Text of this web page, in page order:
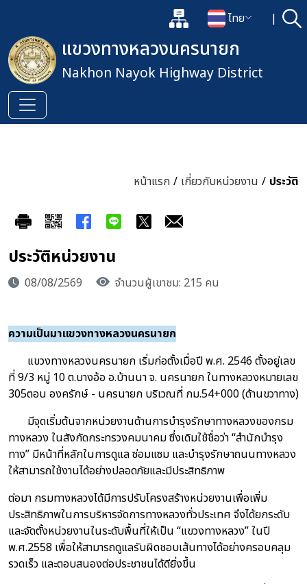
แผนผังเว็บไซต์
เปลี่ยนภาษา
ไทย | ค้
เปิดกล่องค้นหาข้อมูลหลักของเ
แขวงทางหลวงนครนายก
Nakhon Nayok Highway District
หน้าแรก / เกี่ยวกับหน่วยงาน / ประวัติ
ประวัติหน่วยงาน
08/08/2569 จำนวนผู้เขาชม: 215 คน
ความเป็นมาแขวงทางหลวงนครนายก
แขวงทางหลวงนครนายก เริ่มก่อตั้งเมื่อปี พ.ศ. 2546 ตั้งอยู่เลข
ที่ 9/3 หมู่ 10ต.บางอ้อ อ.บ้านนา จ. นครนายกในทางหลวงหมายเลข
305ตอน องครักษ์ - นครนายก บริเวณที่ กม.54+000 (ด้านขวาทาง)
มีจุดเริ่มต้นจากหน่วยงานด้านการบำรุงรักษาทางหลวงของกรม
ทางหลวง ในสังกัดกระทรวงคมนาคม ซึ่งเดิมใช้ชื่อว่า “สำนักบำรุง
ทาง” มีหน้าที่หลักในการดูแล ซ่อมแซม และบำรุงรักษาถนนทางหลวง
ให้สามารถใช้งานได้อย่างปลอดภัยและมีประสิทธิภาพ
ต่อมา กรมทางหลวงได้มีการปรับโครงสร้างหน่วยงานเพื่อเพิ่ม
ประสิทธิภาพในการบริหารจัดการทางหลวงทั่วประเทศ จึงได้ยกระดับ
และจัดตั้งหน่วยงานในระดับพื้นที่ให้เป็น “แขวงทางหลวง” ในปี
พ.ศ.2558 เพื่อให้สามารถดูแลรับผิดชอบเส้นทางได้อย่างครอบคลุม
รวดเร็ว และตอบสนองต่อประชาชนได้ดียิ่งขึ้น